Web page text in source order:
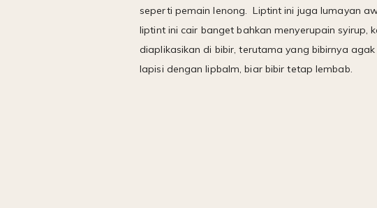
seperti pemain lenong. Liptint ini juga lumayan
liptint ini cair banget bahkan menyerupain
diaplikasikan di bibir, terutama yang bibirnya
lapisi dengan lipbalm, biar bibir tetap lembab.